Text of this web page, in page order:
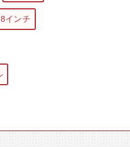
インチ